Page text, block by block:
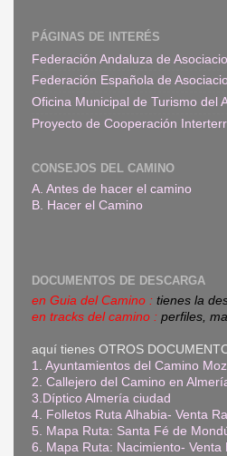
PÁGINAS DE INTERÉS
Federación Andaluza de
Federación Española de
Oficina Municipal de Turismo del
Proyecto de Cooperación
CONSEJOS DEL CAMINO
A. Antes de hacer el camino
B. Hacer el Camino
DOCUMENTOS DE DESCARGA
en Guia del Camino : tienes la
en tracks del camino : perfiles,
aquí tienes OTROS
1. Ayuntamientos del Camino
2. Callejero del Camino en
3.Díptico Almería ciudad
4. Folletos Ruta Alhabia- Venta
5. Mapa Ruta: Santa Fé de
6. Mapa Ruta: Nacimiento- Venta